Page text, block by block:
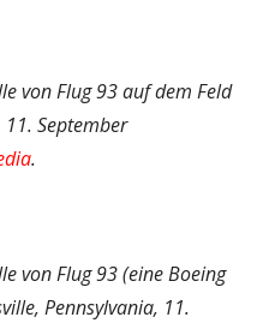
von Flug 93 auf dem Feld
September
.
von Flug 93 (eine Boeing
Pennsylvania, 11.